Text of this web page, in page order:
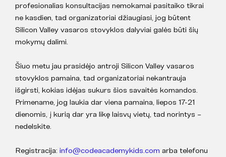
profesionalias konsultacijas nemokamai pasitaiko tikrai
ne kasdien, tad organizatoriai džiaugiasi, jog būtent
Silicon Valley vasaros stovyklos dalyviai galės būti šių
mokymų dalimi.
Šiuo metu jau prasidėjo antroji Silicon Valley vasaros
stovyklos pamaina, tad organizatoriai nekantrauja
išgirsti, kokias idėjas sukurs šios savaitės komandos.
Primename, jog laukia dar viena pamaina, liepos 17-21
dienomis, į kurią dar yra likę laisvų vietų, tad norintys –
nedelskite.
Registracija: info@codeacademykids.com arba telefonu